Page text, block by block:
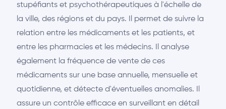
stupéfiants et psychothérapeutiques à l'échelle de
la ville, des régions et du pays. Il permet de suivre la
relation entre les médicaments et les patients, et
entre les pharmacies et les médecins. Il analyse
également la fréquence de vente de ces
médicaments sur une base annuelle, mensuelle et
quotidienne, et détecte d'éventuelles anomalies. Il
assure un contrôle efficace en surveillant en détail